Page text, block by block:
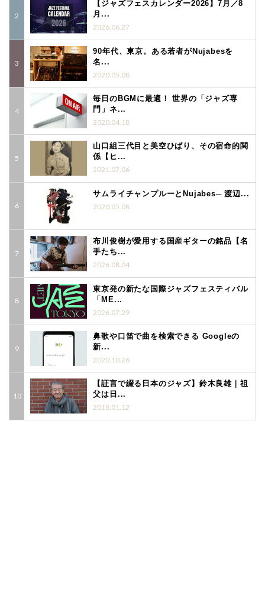
【ジャズフェスカレンダー2026】7月／8
月...
2026.06.27
90年代、東京。ある若者がNujabesを
名...
2020.05.08
毎日のBGMに最適！ 世界の「ジャズ専
門」ネ...
2020.04.18
山口組三代目と美空ひばり、その宿命的関
係【ヒ...
2021.07.06
サムライチャンプルーとNujabes─ 渡辺...
2020.05.08
布川俊樹が愛用する国産ギターの銘品【名
手たち...
2026.08.04
東京発の新たな国際ジャズフェスティバル
「ME...
2026.07.29
鼻歌や口笛で曲を検索できる Googleの
新...
2020.10.26
【証言で綴る日本のジャズ】鈴木良雄｜祖
父は日...
2018.01.12